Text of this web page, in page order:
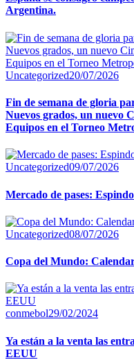
Argentina.
Uncategorized20/07/2026
Fin de semana de gloria
Nuevos grados, un nuevo
Equipos en el Torneo
Uncategorized09/07/2026
Mercado de pases:
Uncategorized08/07/2026
Copa del Mundo:
conmebol29/02/2024
Ya están a la venta las
EEUU